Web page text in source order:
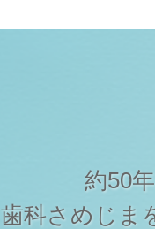
約50
歯科さめじま